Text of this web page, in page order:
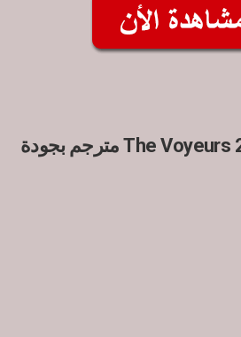
مشاهدة فيلم The Voyeurs 2021 مترجم بجودة